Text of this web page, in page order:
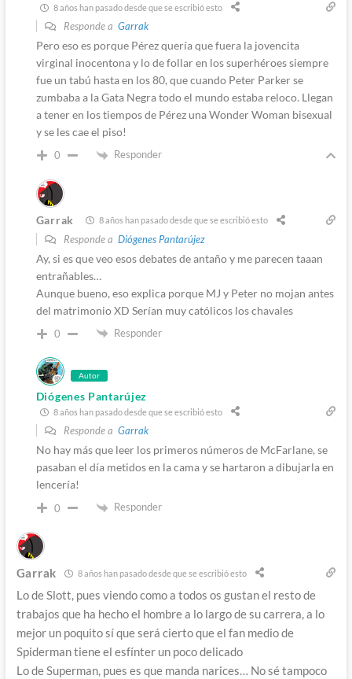
8 años han pasado desde que se escribió esto
Responde a Garrak
Pero eso es porque Pérez quería que fuera la jovencita
virginal inocentona y lo de follar en los superhéroes siempre
fue un tabú hasta en los 80, que cuando Peter Parker se
zumbaba a la Gata Negra todo el mundo estaba reloco. Llegan
a tener en los tiempos de Pérez una Wonder Woman bisexual
y se les cae el piso!
0 Responder
Garrak 8 años han pasado desde que se escribió esto
Responde a Diógenes Pantarújez
Ay, si es que veo esos debates de antaño y me parecen taaan
entrañables…
Aunque bueno, eso explica porque MJ y Peter no mojan antes
del matrimonio XD Serían muy católicos los chavales
0 Responder
Autor
Diógenes Pantarújez
8 años han pasado desde que se escribió esto
Responde a Garrak
No hay más que leer los primeros números de McFarlane, se
pasaban el día metidos en la cama y se hartaron a dibujarla en
lencería!
0 Responder
Garrak 8 años han pasado desde que se escribió esto
Lo de Slott, pues viendo como a todos os gustan el resto de
trabajos que ha hecho el hombre a lo largo de su carrera, a lo
mejor un poquito sí que será cierto que el fan medio de
Spiderman tiene el esfínter un poco delicado
Lo de Superman, pues es que manda narices… No sé tampoco